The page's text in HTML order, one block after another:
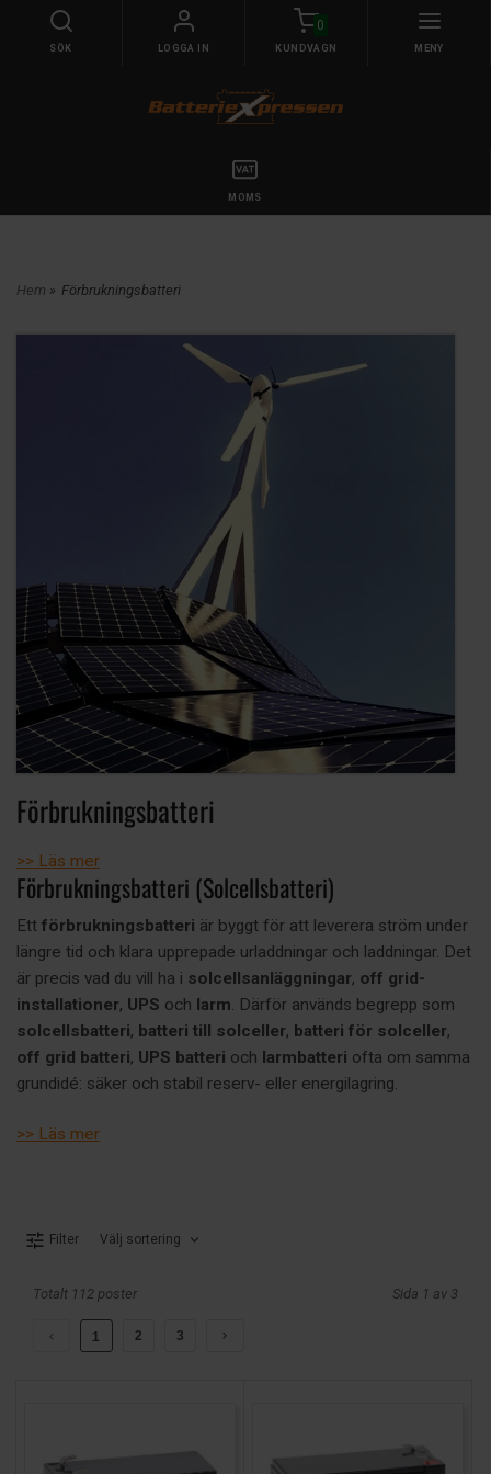
SÖK LOGGA IN
0
KUNDVAGN MENY
MOMS
Hem » Förbrukningsbatteri
Förbrukningsbatteri
>> Läs mer
Förbrukningsbatteri (Solcellsbatteri)
Ett förbrukningsbatteri är byggt för att leverera ström under
längre tid och klara upprepade urladdningar och laddningar. Det
är precis vad du vill ha i solcellsanläggningar, off grid-
installationer, UPS och larm. Därför används begrepp som
solcellsbatteri, batteri till solceller, batteri för solceller,
off grid batteri, UPS batteri och larmbatteri ofta om samma
grundidé: säker och stabil reserv- eller energilagring.
Skillnaden är att behoven varierar kraftigt mellan applikationer:
urladdningar vid strömavbrott.
Det gör att “rätt batteri” inte bara handlar om Ah och pris, utan
Kort skillnad mot traktionärabatterier:
och cyklas mer “i drift” (t.ex. golfbil, städmaskin, lift).
>> Läs mer
Filter Välj sortering
Totalt 112 poster Sida 1 av 3
1 2 3